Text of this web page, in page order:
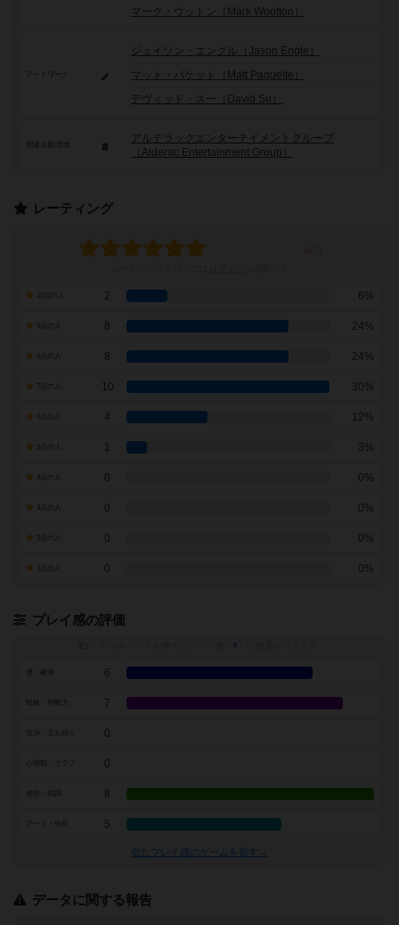
マーク・ウットン（Mark Wootton）
アートワーク
ジェイソン・エングル（Jason Engle）
マット・パケット（Matt Paquette）
デヴィッド・スー（David Su）
アルデラックエンターテイメントグループ
（Alderac Entertainment Group）
レーティング
2 6%
8 24%
8 24%
7点の人 10 30%
4 12%
1 3%
0 0%
0 0%
0 0%
0 0%
プレイ感の評価
※
6
戦略・判断力 7
0
0
8
アート・外見 5
似たプレイ感のゲームを探す→
データに関する報告